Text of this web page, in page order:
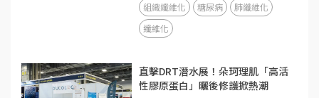
組織纖維化 糖尿病
肺纖維化
纖維化
直擊DRT潛水展！朵珂理肌「高活
性膠原蛋白」曬後修護掀熱潮